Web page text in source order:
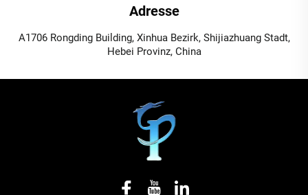
Adresse
A1706 Rongding Building, Xinhua Bezirk, Shijiazhuang Stadt,
Hebei Provinz, China